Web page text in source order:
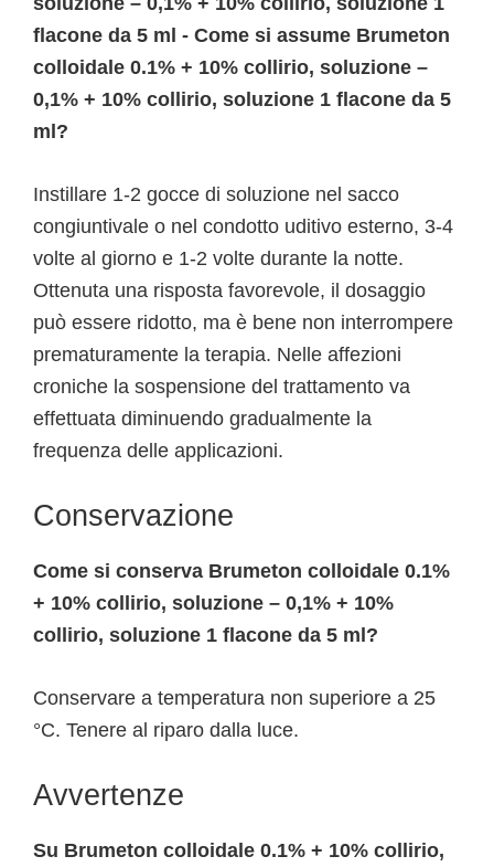
flacone da 5 ml - Come si assume Brumeton
colloidale 0.1% + 10% collirio, soluzione –
0,1% + 10% collirio, soluzione 1 flacone da 5
ml?
Instillare 1-2 gocce di soluzione nel sacco
congiuntivale o nel condotto uditivo esterno, 3-4
volte al giorno e 1-2 volte durante la notte.
Ottenuta una risposta favorevole, il dosaggio
può essere ridotto, ma è bene non interrompere
prematuramente la terapia. Nelle affezioni
croniche la sospensione del trattamento va
effettuata diminuendo gradualmente la
frequenza delle applicazioni.
Conservazione
Come si conserva Brumeton colloidale 0.1%
+ 10% collirio, soluzione – 0,1% + 10%
collirio, soluzione 1 flacone da 5 ml?
Conservare a temperatura non superiore a 25
°C. Tenere al riparo dalla luce.
Avvertenze
Su Brumeton colloidale 0.1% + 10% collirio,